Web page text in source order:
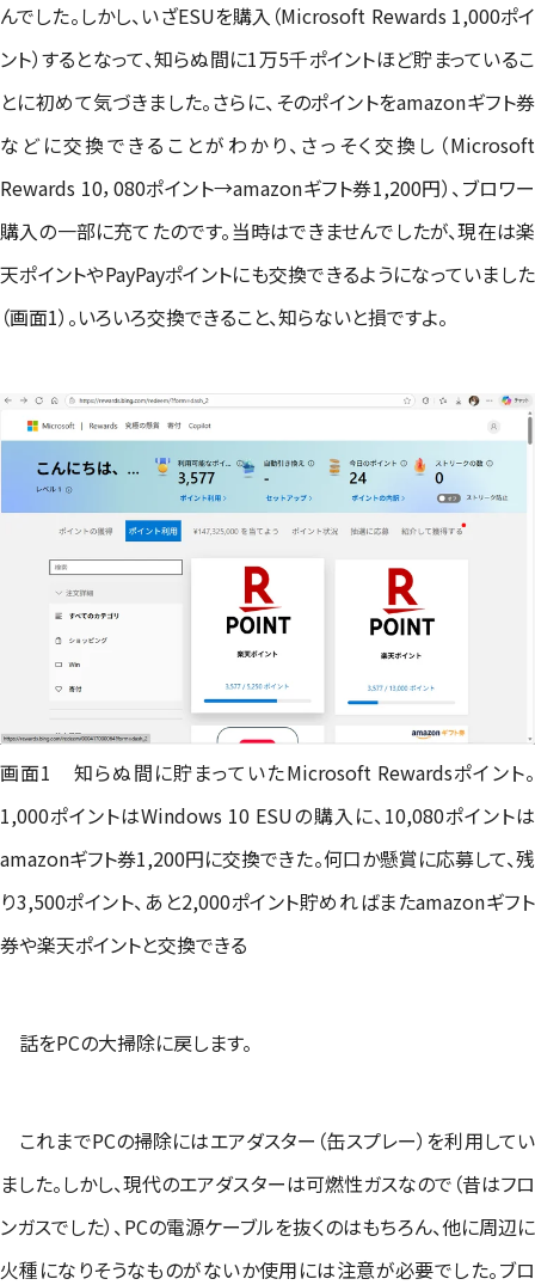
んでした。しかし、いざESUを購入（Microsoft Rewards 1,000ポイ
ント）するとなって、知らぬ間に1万5千ポイントほど貯まっているこ
とに初めて気づきました。さらに、そのポイントをamazonギフト券
などに交換できることがわかり、さっそく交換し（Microsoft
Rewards 10，080ポイント→amazonギフト券1,200円）、ブロワー
購入の一部に充てたのです。当時はできませんでしたが、現在は楽
天ポイントやPayPayポイントにも交換できるようになっていました
（画面1）。いろいろ交換できること、知らないと損ですよ。
画面1 知らぬ間に貯まっていたMicrosoft Rewardsポイント。
1,000ポイントはWindows 10 ESUの購入に、10,080ポイントは
amazonギフト券1,200円に交換できた。何口か懸賞に応募して、残
り3,500ポイント、あと2,000ポイント貯めればまたamazonギフト
券や楽天ポイントと交換できる
話をPCの大掃除に戻します。
これまでPCの掃除にはエアダスター（缶スプレー）を利用してい
ました。しかし、現代のエアダスターは可燃性ガスなので（昔はフロ
ンガスでした）、PCの電源ケーブルを抜くのはもちろん、他に周辺に
火種になりそうなものがないか使用には注意が必要でした。ブロ